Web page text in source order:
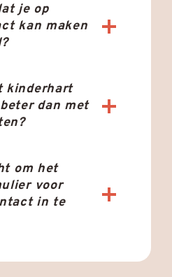
je op
kan maken
kinderhart
dan met
om het
voor
in te